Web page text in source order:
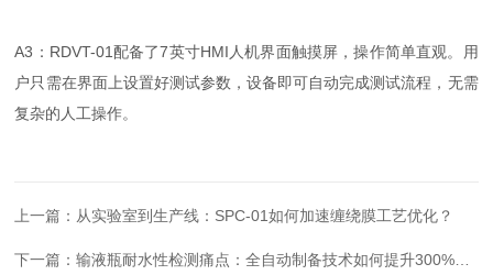
A3：RDVT-01配备了7英寸HMI人机界面触摸屏，操作简单直观。用
户只需在界面上设置好测试参数，设备即可自动完成测试流程，无需
复杂的人工操作。
上一篇： 从实验室到生产线：SPC-01如何加速缠绕膜工艺优化？
下一篇：输液瓶耐水性检测痛点：全自动制备技术如何提升300%效率？